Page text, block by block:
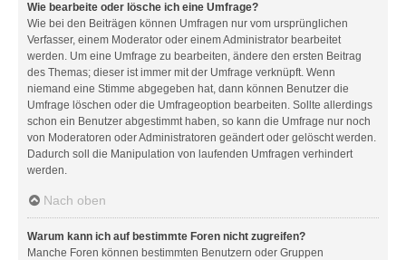
Wie bearbeite oder lösche ich eine Umfrage?
Wie bei den Beiträgen können Umfragen nur vom ursprünglichen
Verfasser, einem Moderator oder einem Administrator bearbeitet
werden. Um eine Umfrage zu bearbeiten, ändere den ersten Beitrag
des Themas; dieser ist immer mit der Umfrage verknüpft. Wenn
niemand eine Stimme abgegeben hat, dann können Benutzer die
Umfrage löschen oder die Umfrageoption bearbeiten. Sollte allerdings
schon ein Benutzer abgestimmt haben, so kann die Umfrage nur noch
von Moderatoren oder Administratoren geändert oder gelöscht werden.
Dadurch soll die Manipulation von laufenden Umfragen verhindert
werden.
Nach oben
Warum kann ich auf bestimmte Foren nicht zugreifen?
Manche Foren können bestimmten Benutzern oder Gruppen